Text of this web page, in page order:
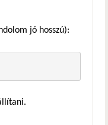
jó hosszú):